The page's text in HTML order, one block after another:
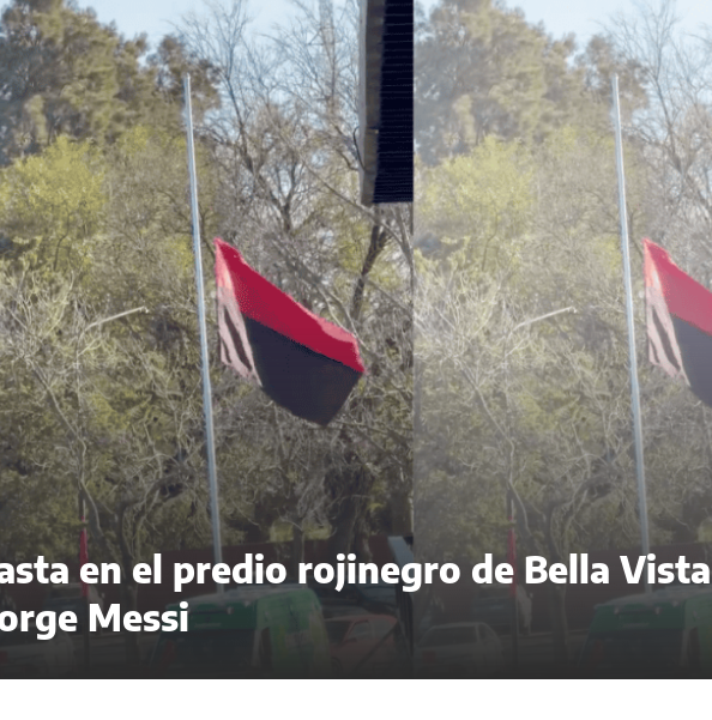
en el predio rojinegro de Bella Vista
Messi